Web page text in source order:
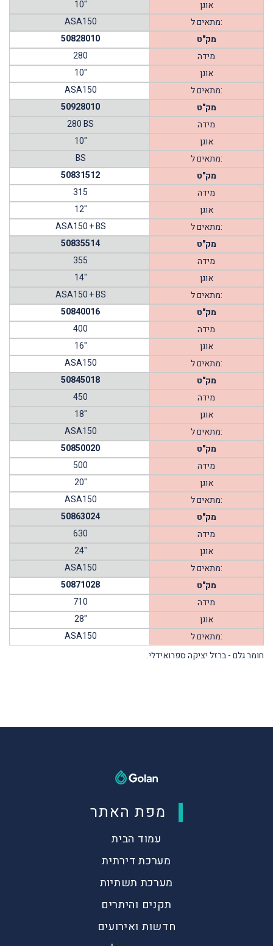
אוגן
10"
מתאים ל:
ASA150
מק"ט
50828010
מידה
280
אוגן
10"
מתאים ל:
ASA150
מק"ט
50928010
מידה
280 BS
אוגן
10"
מתאים ל:
BS
מק"ט
50831512
מידה
315
אוגן
12"
מתאים ל:
ASA150 + BS
מק"ט
50835514
מידה
355
אוגן
14"
מתאים ל:
ASA150 + BS
מק"ט
50840016
מידה
400
אוגן
16"
מתאים ל:
ASA150
מק"ט
50845018
מידה
450
אוגן
18"
מתאים ל:
ASA150
מק"ט
50850020
מידה
500
אוגן
20"
מתאים ל:
ASA150
מק"ט
50863024
מידה
630
אוגן
24"
מתאים ל:
ASA150
מק"ט
50871028
מידה
710
אוגן
28"
מתאים ל:
ASA150
חומר גלם - ברזל יציקה ספרואידלי.
מפת האתר
עמוד הבית
מערכת דירתית
מערכת תשתיות
תקנים והיתרים
חדשות ואירועים